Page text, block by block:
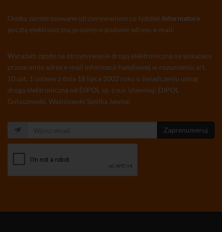
Osoby zainteresowane otrzymywaniem co tydzień Informatora
pocztą elektroniczną prosimy o podanie adresu e-mail:
Wyrażam zgodę na otrzymywanie drogą elektroniczną na wskazany
przeze mnie adres e-mail informacji handlowej w rozumieniu art.
10 ust. 1 ustawy z dnia 18 lipca 2002 roku o świadczeniu usług
drogą elektroniczną od DIPOL sp. z o.o. (dawniej: DIPOL
Gołaszewski, Waśniowski Spółka Jawna)
Zaprenumeruj